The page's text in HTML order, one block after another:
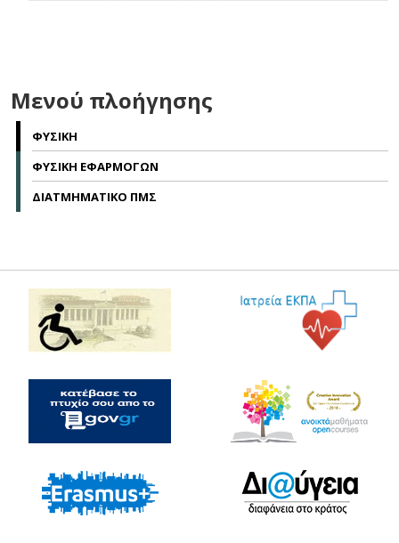
Μενού πλοήγησης
ΦΥΣΙΚΗ
ΦΥΣΙΚΗ ΕΦΑΡΜΟΓΩΝ
ΔΙΑΤΜΗΜΑΤΙΚΟ ΠΜΣ